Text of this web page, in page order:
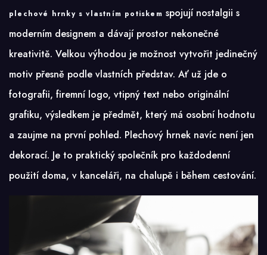
plechové hrnky s vlastním potiskem spojují nostalgii s
moderním designem a dávají prostor nekonečné
kreativitě. Velkou výhodou je možnost vytvořit jedinečný
motiv přesně podle vlastních představ. Ať už jde o
fotografii, firemní logo, vtipný text nebo originální
grafiku, výsledkem je předmět, který má osobní hodnotu
a zaujme na první pohled. Plechový hrnek navíc není jen
dekorací. Je to praktický společník pro každodenní
použití doma, v kanceláři, na chalupě i během cestování.